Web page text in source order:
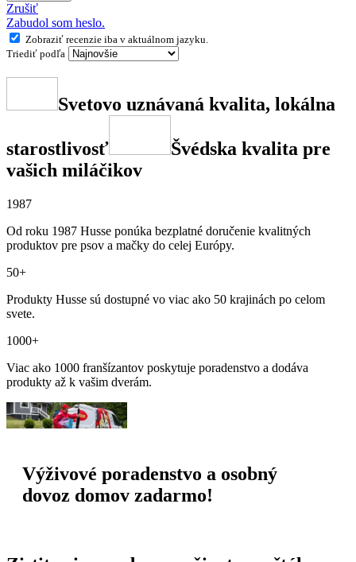
Zrušiť
Zabudol som heslo.
Zobraziť recenzie iba v aktuálnom jazyku.
Triediť podľa
Svetovo uznávaná kvalita, lokálna
starostlivosť
Švédska kvalita pre
vašich miláčikov
1987
Od roku 1987 Husse ponúka bezplatné doručenie kvalitných
produktov pre psov a mačky do celej Európy.
50+
Produkty Husse sú dostupné vo viac ako 50 krajinách po celom
svete.
1000+
Viac ako 1000 franšízantov poskytuje poradenstvo a dodáva
produkty až k vašim dverám.
Výživové poradenstvo a osobný
dovoz domov zadarmo!